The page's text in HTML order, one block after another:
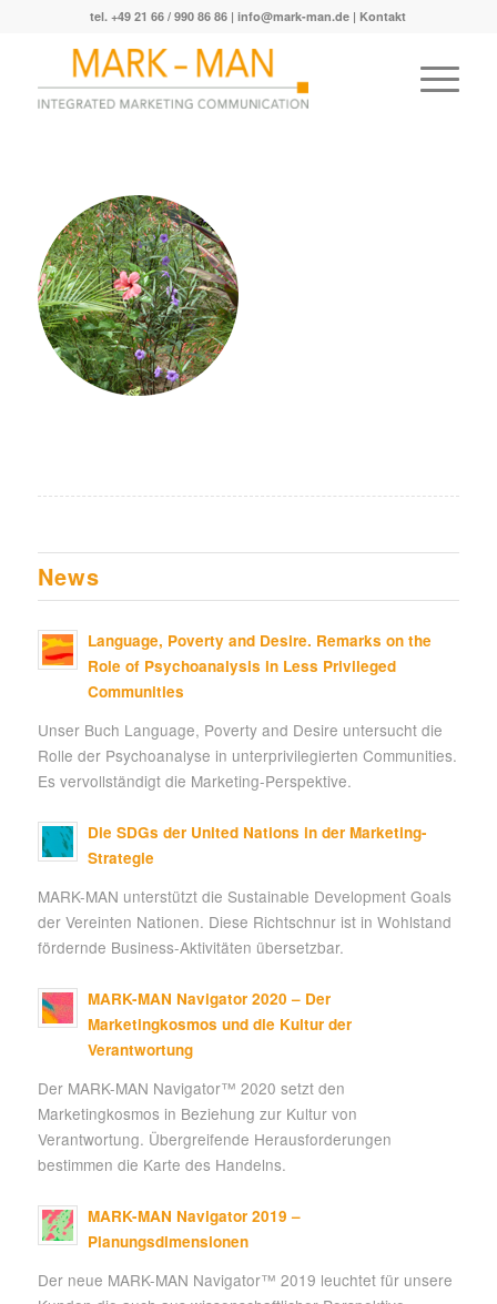
tel. +49 21 66 / 990 86 86 |info@mark-man.de | Kontakt
News
Language, Poverty and Desire. Remarks on the
Role of Psychoanalysis in Less Privileged
Communities
Unser Buch Language, Poverty and Desire untersucht die
Rolle der Psychoanalyse in unterprivilegierten Communities.
Es vervollständigt die Marketing-Perspektive.
Die SDGs der United Nations in der Marketing-
Strategie
MARK-MAN unterstützt die Sustainable Development Goals
der Vereinten Nationen. Diese Richtschnur ist in Wohlstand
fördernde Business-Aktivitäten übersetzbar.
MARK-MAN Navigator 2020 – Der
Marketingkosmos und die Kultur der
Verantwortung
Der MARK-MAN Navigator™ 2020 setzt den
Marketingkosmos in Beziehung zur Kultur von
Verantwortung. Übergreifende Herausforderungen
bestimmen die Karte des Handelns.
MARK-MAN Navigator 2019 –
Planungsdimensionen
Der neue MARK-MAN Navigator™ 2019 leuchtet für unsere